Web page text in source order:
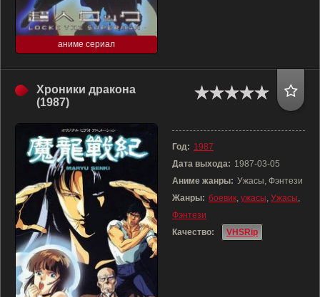
аниме сериал
Хроники дракона
(1987)
Год: 1987
Дата выхода: 1987-03-05
Аниме жанры: Ужасы, Фэнтези
Жанры: боевик, ужасы, Ужасы,
Фэнтези
Качество:
VHSRip